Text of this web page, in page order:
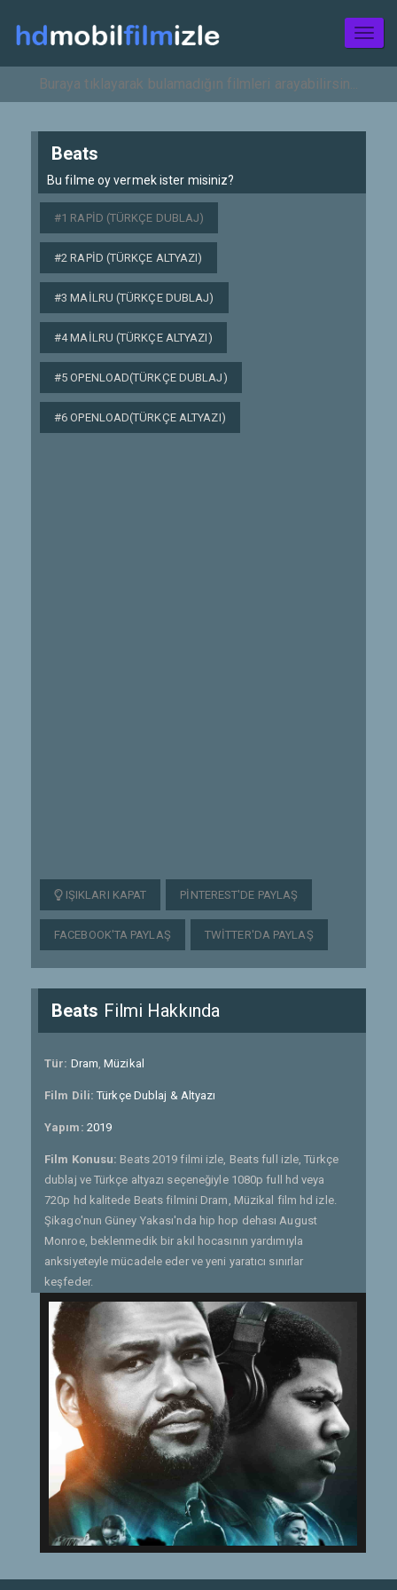
Beats
Bu filme oy vermek ister misiniz?
#1 RAPID (TÜRKÇE DUBLAJ)
#2 RAPID (TÜRKÇE ALTYAZI)
#3 MAILRU (TÜRKÇE DUBLAJ)
#4 MAILRU (TÜRKÇE ALTYAZI)
#5 OPENLOAD(TÜRKÇE DUBLAJ)
#6 OPENLOAD(TÜRKÇE ALTYAZI)
IŞIKLARI KAPAT PINTEREST'DE PAYLAŞ
FACEBOOK'TA PAYLAŞ TWITTER'DA PAYLAŞ
Beats Filmi Hakkında
Tür: Dram,Müzikal
Film Dili:Türkçe Dublaj & Altyazı
Yapım: 2019
Film Konusu: Beats 2019 filmi izle, Beats full izle, Türkçe
dublaj ve Türkçe altyazı seçeneğiyle 1080p full hd veya
720p hd kalitede Beats filmini Dram, Müzikal film hd izle.
Şikago'nun Güney Yakası'nda hip hop dehası August
Monroe, beklenmedik bir akıl hocasının yardımıyla
anksiyeteyle mücadele eder ve yeni yaratıcı sınırlar
keşfeder.
Etiketler: beats 720p hd izle ,beats film izle,beats full hd
izle
beats full izle, beats türkçe altyazı izle
beats türkçe
dublaj izle